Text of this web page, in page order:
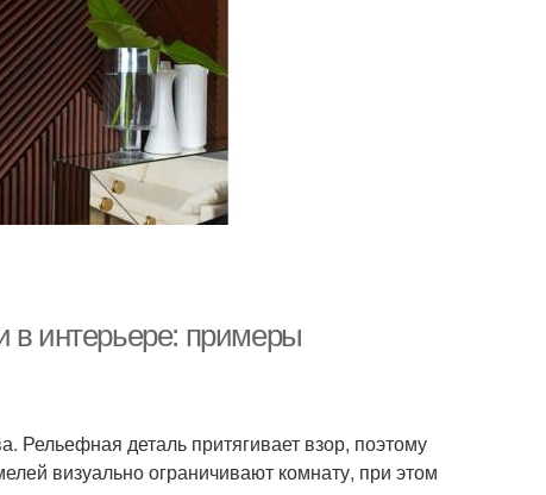
в интерьере: примеры
Рельефная деталь притягивает взор, поэтому
визуально ограничивают комнату, при этом